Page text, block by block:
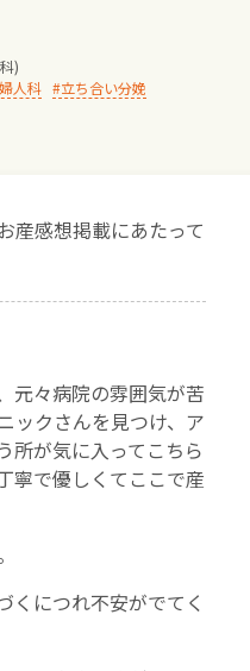
)
人科 立ち合い分娩
産感想掲載にあたって
元々病院の雰囲気が苦
ックさんを見つけ、ア
所が気に入ってこちら
寧で優しくてここで産
くにつれ不安がでてく